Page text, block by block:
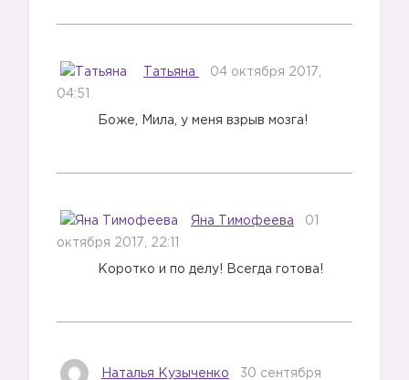
Татьяна 04 октября 2017,
04:51
Боже, Мила, у меня взрыв мозга!
Яна Тимофеева 01
октября 2017, 22:11
Коротко и по делу! Всегда готова!
Наталья Кузыченко 30 сентября